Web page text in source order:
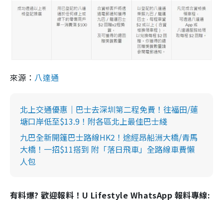
來源： 八達通
北上交通優惠｜巴士去深圳第二程免費！往福田/蓮
塘口岸低至$13.9！附各區北上最佳巴士綫
九巴全新開篷巴士路線HK2！途經昂船洲大橋/青馬
大橋！一招$11搭到 附「落日飛車」全路線車費懶
人包
有料爆? 歡迎報料！U Lifestyle WhatsApp 報料專線: